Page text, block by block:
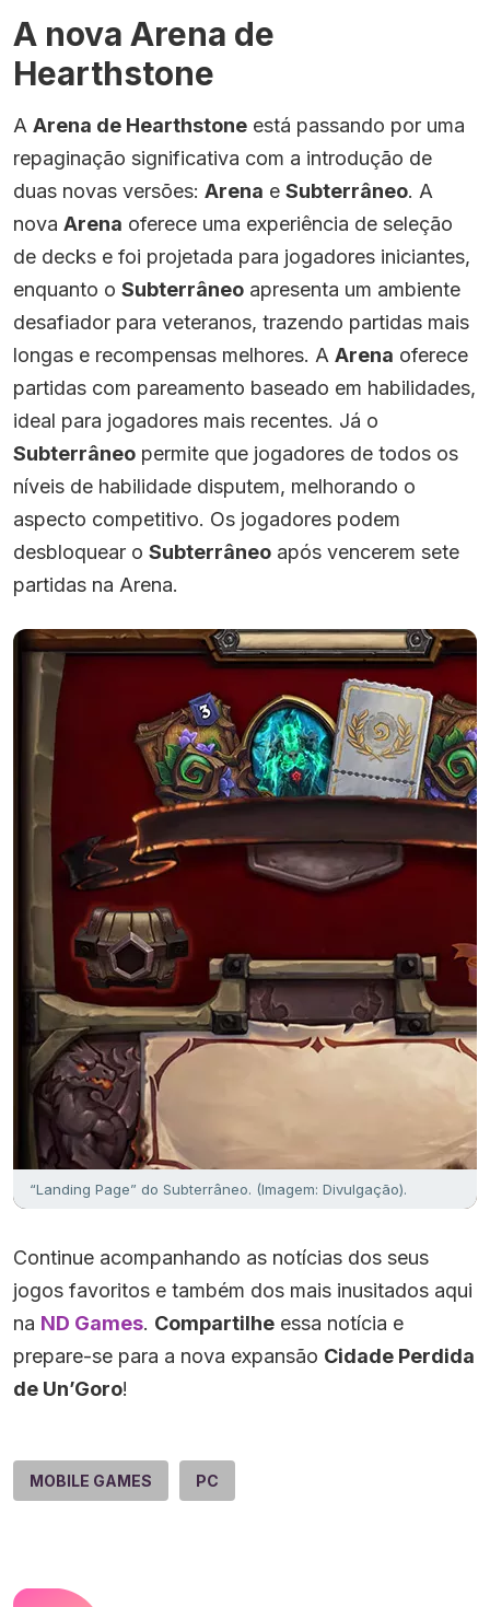
A nova Arena de
Hearthstone
A Arena de Hearthstone está passando por uma
repaginação significativa com a introdução de
duas novas versões: Arena e Subterrâneo. A
nova Arena oferece uma experiência de seleção
de decks e foi projetada para jogadores iniciantes,
enquanto o Subterrâneo apresenta um ambiente
desafiador para veteranos, trazendo partidas mais
longas e recompensas melhores. A Arena oferece
partidas com pareamento baseado em habilidades,
ideal para jogadores mais recentes. Já o
Subterrâneo permite que jogadores de todos os
níveis de habilidade disputem, melhorando o
aspecto competitivo. Os jogadores podem
desbloquear o Subterrâneo após vencerem sete
partidas na Arena.
“Landing Page” do Subterrâneo. (Imagem: Divulgação).
Continue acompanhando as notícias dos seus
jogos favoritos e também dos mais inusitados aqui
na ND Games. Compartilhe essa notícia e
prepare-se para a nova expansão Cidade Perdida
de Un’Goro!
MOBILE GAMES PC